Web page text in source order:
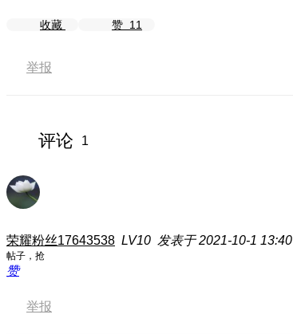
收藏 赞 11
举报
评论 1
荣耀粉丝17643538 LV10 发表于 2021-10-1 13:40
帖子，抢
赞
举报